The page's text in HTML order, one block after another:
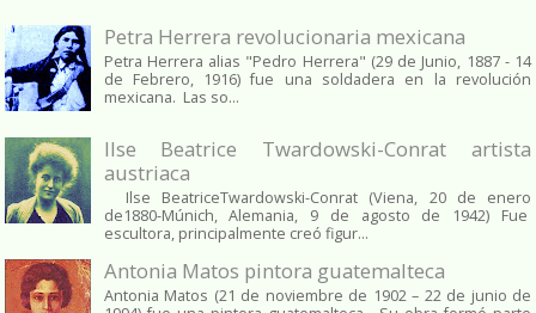
Petra Herrera revolucionaria mexicana
Petra Herrera alias "Pedro Herrera" (29 de Junio, 1887 - 14
de Febrero, 1916) fue una soldadera en la revolución
mexicana. Las so...
Ilse Beatrice Twardowski-Conrat artista
austriaca
Ilse BeatriceTwardowski-Conrat (Viena, 20 de enero
de1880-Múnich, Alemania, 9 de agosto de 1942) Fue
escultora, principalmente creó figur...
Antonia Matos pintora guatemalteca
Antonia Matos (21 de noviembre de 1902 – 22 de junio de